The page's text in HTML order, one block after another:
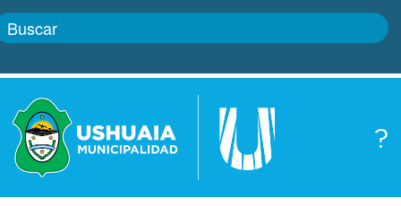
?
Boletín
Gobierno